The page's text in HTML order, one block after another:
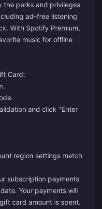
the perks and privileges
ad-free listening
With Spotify Premium,
music for offline
Card:
.
and click "Enter
region settings match
subscription payments
Your payments will
card amount is spent.